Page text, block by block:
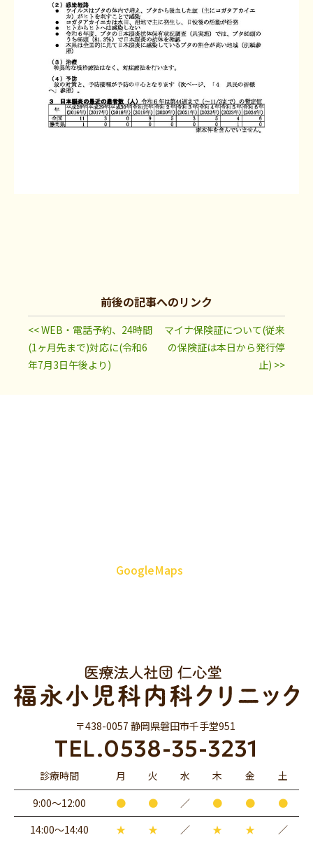
前後の記事へのリンク
<< WEB・電話予約、24時間
(1ヶ月先まで)対応に(令和6
年7月3日午後より)
マイナ保険証について(従来
の保険証は本日から発行停
止) >>
GoogleMaps
〒438-0057 静岡県磐田市千手堂951
TEL.0538-35-3231
診療時間 月 火 水 木 金
土
9:00〜12:00
● ● ／ ● ●
●
14:00〜14:40
★ ★ ／ ★ ★
／